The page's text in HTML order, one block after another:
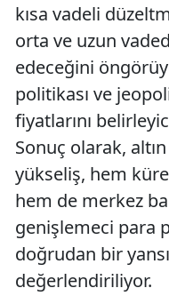
kısa vadeli
orta ve uzun
edeceğini
politikası ve
fiyatlarını
Sonuç olarak,
yükseliş, hem
hem de merkez
genişlemeci para
doğrudan bir
değerlendiriliyor.